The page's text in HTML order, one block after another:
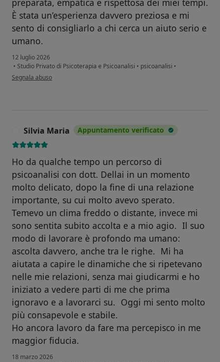
preparata, empatica e rispettosa dei miei tempi.
È stata un’esperienza davvero preziosa e mi
sento di consigliarlo a chi cerca un aiuto serio e
umano.
12 luglio 2026
• Studio Privato di Psicoterapia e Psicoanalisi • psicoanalisi •
secondo l'opinione dell'utente Elisabetta
Segnala abuso
Silvia Maria Appuntamento verificato
Ho da qualche tempo un percorso di
psicoanalisi con dott. Dellai in un momento
molto delicato, dopo la fine di una relazione
importante, su cui molto avevo sperato.
Temevo un clima freddo o distante, invece mi
sono sentita subito accolta e a mio agio. Il suo
modo di lavorare è profondo ma umano:
ascolta davvero, anche tra le righe. Mi ha
aiutata a capire le dinamiche che si ripetevano
nelle mie relazioni, senza mai giudicarmi e ho
iniziato a vedere parti di me che prima
ignoravo e a lavorarci su. Oggi mi sento molto
più consapevole e stabile.
Ho ancora lavoro da fare ma percepisco in me
maggior fiducia.
18 marzo 2026